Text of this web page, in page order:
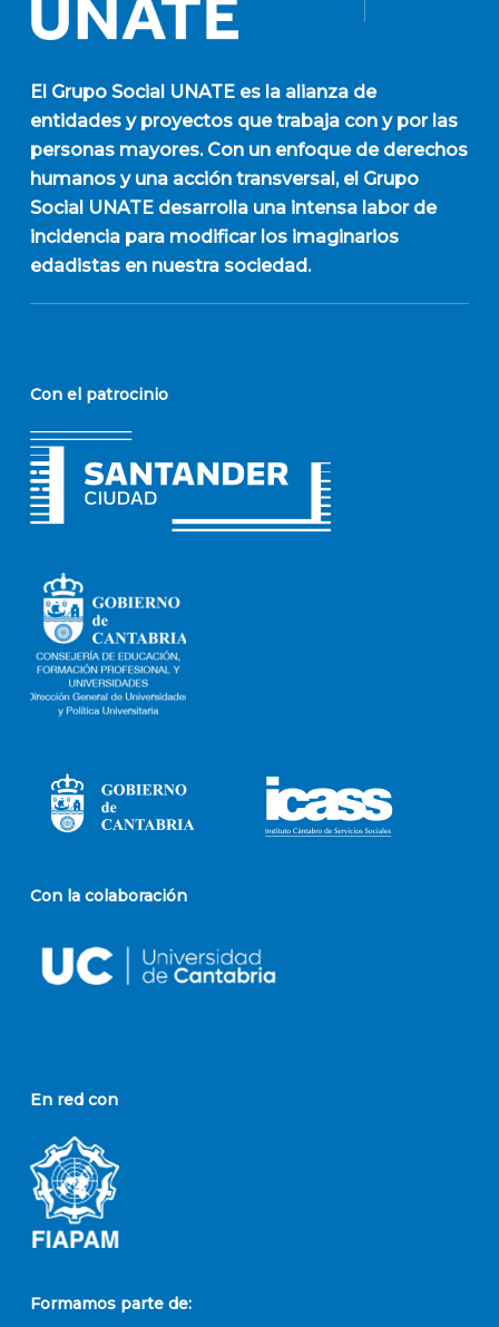
El Grupo Social UNATEes la alianza de
entidades y proyectos que trabaja con y por las
personas mayores. Con un enfoque de derechos
humanos y una acción transversal, el Grupo
Social UNATE desarrolla una intensa labor de
incidencia para modificar los imaginarios
edadistas en nuestra sociedad.
Con el patrocinio
Con la colaboración
En red con
Formamos parte de: